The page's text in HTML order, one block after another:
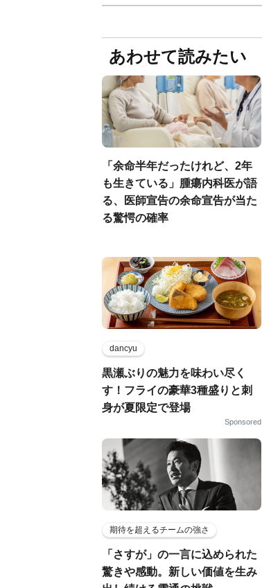
あわせて読みたい
「余命半年だったけれど、2年
も生きている」腫瘍内科医が語
る、医師宣告の余命宣告が当た
る驚愕の確率
dancyu
黒瀬ぶりの魅力を味わい尽く
す！フライの豪華3種盛りと刺
身が夏限定で登場
Sponsored
期待を超えるチームの強さ
「さすが」の一言に込められた
驚きや感動。新しい価値を生み